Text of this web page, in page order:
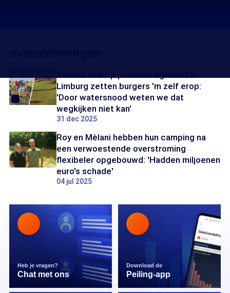
Limburg zetten burgers 'm zelf erop:
'Door watersnood weten we dat
wegkijken niet kan'
31 dec 2025
Roy en Mèlani hebben hun camping na
een verwoestende overstroming
flexibeler opgebouwd: 'Hadden miljoenen
euro's schade'
04 jul 2025
Heb je vragen?
Chat met ons
Download de
Peiling-app